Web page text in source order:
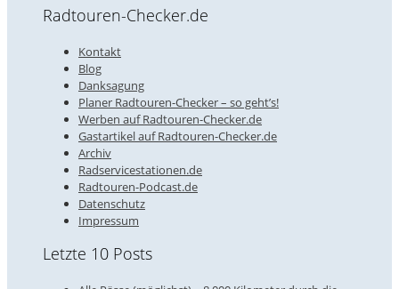
Radtouren-Checker.de
Kontakt
Blog
Danksagung
Planer Radtouren-Checker – so geht’s!
Werben auf Radtouren-Checker.de
Gastartikel auf Radtouren-Checker.de
Archiv
Radservicestationen.de
Radtouren-Podcast.de
Datenschutz
Impressum
Letzte 10 Posts